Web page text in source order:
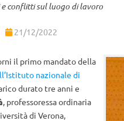
conflitti sul luogo di lavoro
21/12/2022
il primo mandato della
nazionale di
durato tre anni e
, professoressa ordinaria
di Verona,